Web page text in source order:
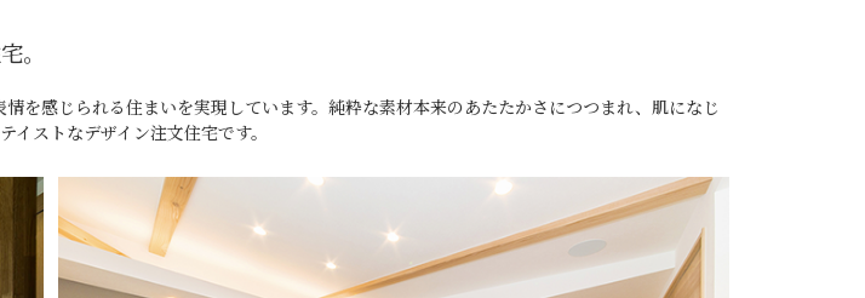
。
感じられる住まいを実現しています。純粋な素材本来のあたたかさにつつまれ、肌になじ
ストなデザイン注文住宅です。